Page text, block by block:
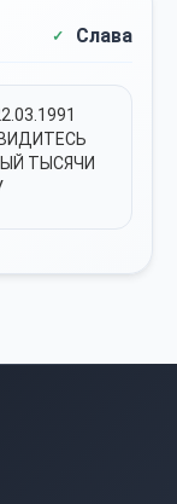
Слава
ТЫСЯЧИ